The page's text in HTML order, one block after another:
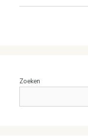
Zoeken